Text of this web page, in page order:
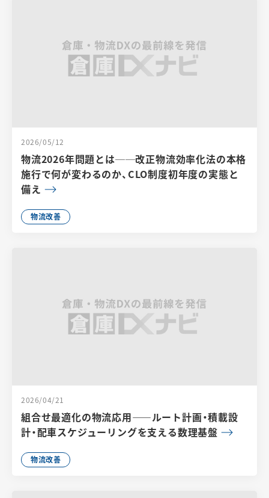
2026/05/12
物流2026年問題とは──改正物流効率化法の本格
施行で何が変わるのか、CLO制度初年度の実態と
備え
物流改善
2026/04/21
組合せ最適化の物流応用――ルート計画・積載設
計・配車スケジューリングを支える数理基盤
物流改善